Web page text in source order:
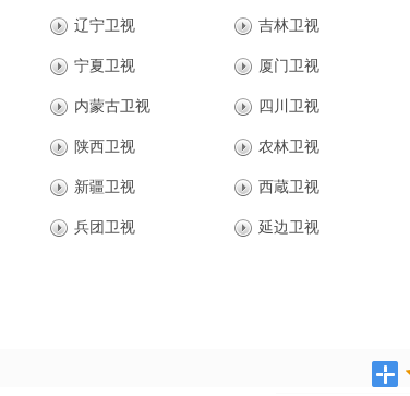
辽宁卫视 吉林卫视
宁夏卫视 厦门卫视
内蒙古卫视 四川卫视
陕西卫视 农林卫视
新疆卫视 西蔵卫视
兵团卫视 延边卫视